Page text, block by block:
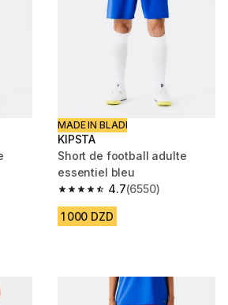
reviews
MADE IN BLADI
KIPSTA
Short de football adulte
essentiel bleu
4.7
4.7 out of 5 stars from 6550
(6550)
1 000 DZD